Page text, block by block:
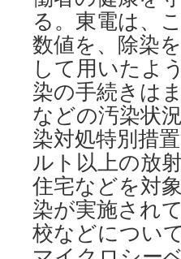
る。東電は、
数値を、除染
して用いたよ
染の手続きは
などの汚染状
染対処特別措
ルト以上の放
住宅などを対
染が実施され
校などについ